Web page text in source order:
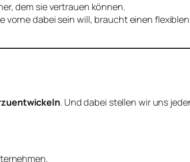
dem sie vertrauen können.
vorne dabei sein will, braucht einen
. Und dabei stellen wir uns